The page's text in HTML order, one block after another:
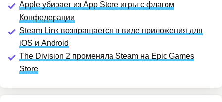
Apple убирает из App Store игры с флагом
Конфедерации
Steam Link возвращается в виде приложения для
iOS и Android
The Division 2 променяла Steam на Epic Games
Store